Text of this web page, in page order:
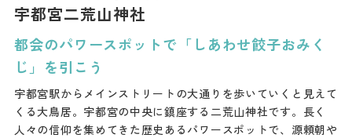
宇都宮二荒山神社
都会のパワースポットで「しあわせ餃子おみく
じ」を引こう
宇都宮駅からメインストリートの大通りを歩いていくと見えて
くる大鳥居。宇都宮の中央に鎮座する二荒山神社です。長く
人々の信仰を集めてきた歴史あるパワースポットで、源頼朝や